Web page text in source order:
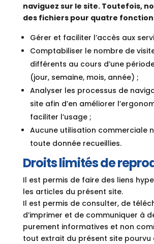
naviguez sur le site. Toutefois,
des fichiers pour quatre
Gérer et faciliter l’accès aux
Comptabiliser le nombre de
différents au cours d’une
(jour, semaine, mois, année) ;
Analyser les processus de
site afin d’en améliorer
faciliter l’usage ;
Aucune utilisation commerciale
toute donnée recueillies.
Droits limités de
Il est permis de faire des liens
les articles du présent site.
Il est permis de consulter, de
d’imprimer et de communiquer à
purement informatives et non
tout extrait du présent site pourvu